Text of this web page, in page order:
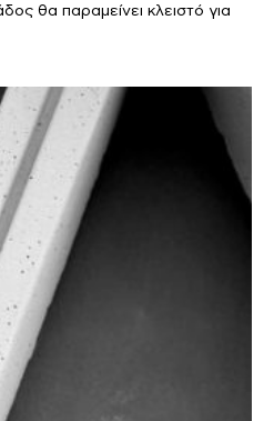
θα παραμείνει κλειστό για